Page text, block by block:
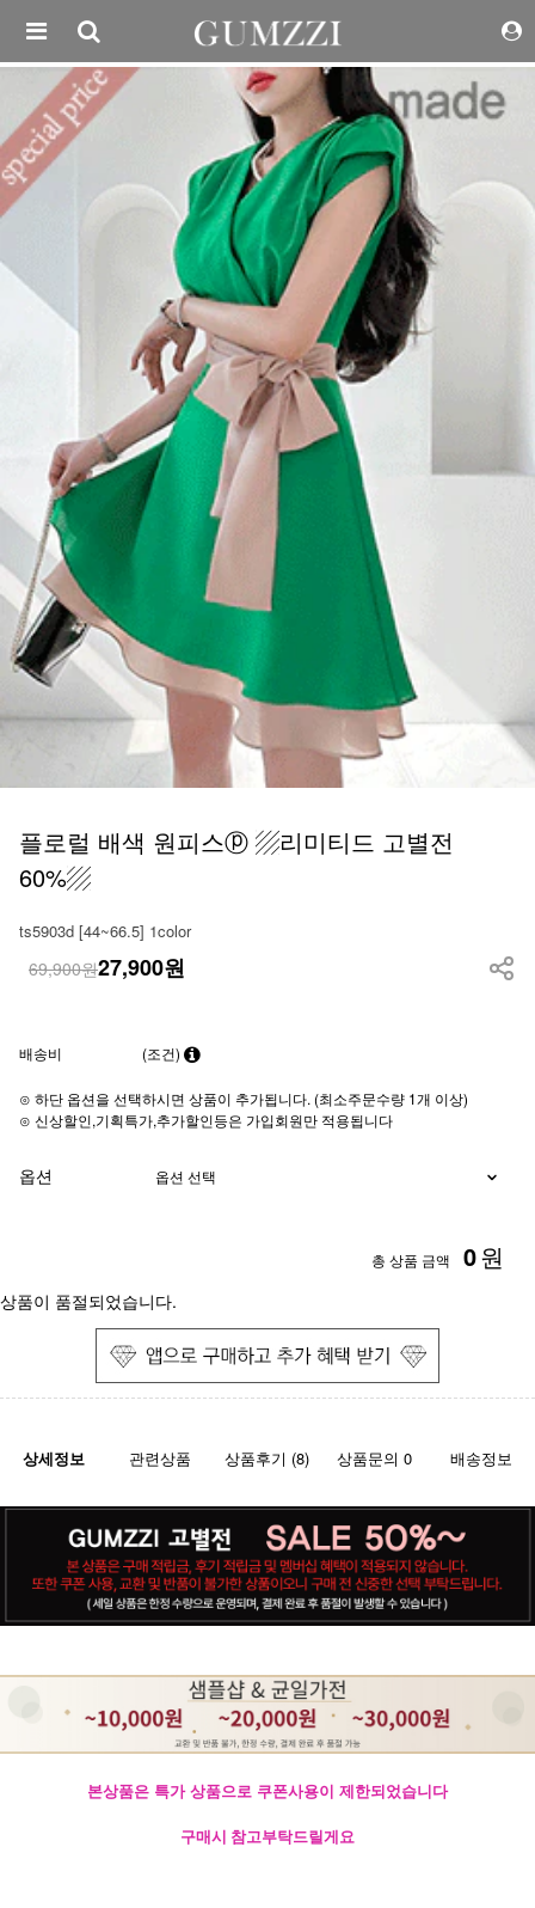
플로럴 배색 원피스ⓟ ▨리미티드 고별전
60%▨
ts5903d [44~66.5] 1color
69,900원27,900원
배송비 (조건)
⊙ 하단 옵션을 선택하시면 상품이 추가됩니다. (최소주문수량 1개 이상)
⊙ 신상할인,기획특가,추가할인등은 가입회원만 적용됩니다
옵션
총 상품 금액 0원
상품이 품절되었습니다.
상세정보 관련상품 상품후기 (8) 상품문의 0 배송정보
본상품은 특가 상품으로 쿠폰사용이 제한되었습니다
구매시 참고부탁드릴게요